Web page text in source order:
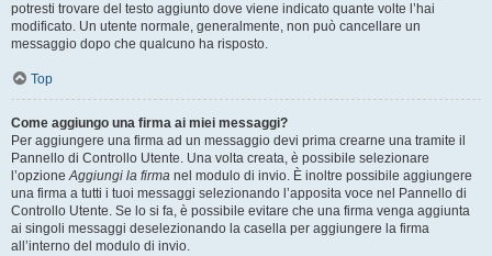
potresti trovare del testo aggiunto dove viene indicato quante volte l’hai
modificato. Un utente normale, generalmente, non può cancellare un
messaggio dopo che qualcuno ha risposto.
Top
Come aggiungo una firma ai miei messaggi?
Per aggiungere una firma ad un messaggio devi prima crearne una tramite il
Pannello di Controllo Utente. Una volta creata, è possibile selezionare
l’opzioneAggiungi la firma nel modulo di invio. È inoltre possibile aggiungere
una firma a tutti i tuoi messaggi selezionando l’apposita voce nel Pannello di
Controllo Utente. Se lo si fa, è possibile evitare che una firma venga aggiunta
ai singoli messaggi deselezionando la casella per aggiungere la firma
all’interno del modulo di invio.